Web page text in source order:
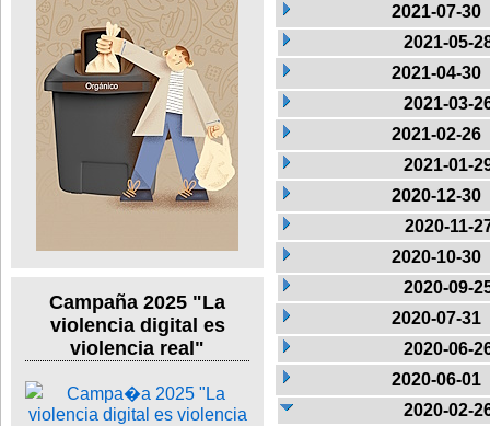
Campaña 2025 "La
violencia digital es
violencia real"
2021-07-30
2021-05-
2021-04-30
2021-03-
2021-02-26
2021-01-
2020-12-30
2020-11-
2020-10-30
2020-09-
2020-07-31
2020-06-
2020-06-01
2020-02-